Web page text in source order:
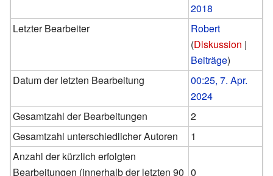
2018
Letzter Bearbeiter
Robert
(Diskussion |
Beiträge)
Datum der letzten Bearbeitung
00:25, 7. Apr.
2024
Gesamtzahl der Bearbeitungen
2
Gesamtzahl unterschiedlicher Autoren
1
Anzahl der kürzlich erfolgten
Bearbeitungen (innerhalb der letzten 90 0